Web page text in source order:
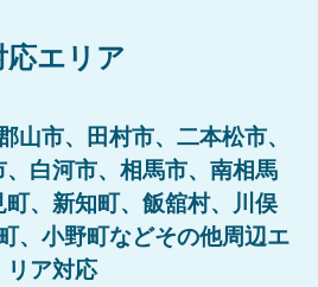
応エリア
山市、田村市、二本松市、
白河市、相馬市、南相馬
、新知町、飯舘村、川俣
、小野町などその他周辺エ
リア対応